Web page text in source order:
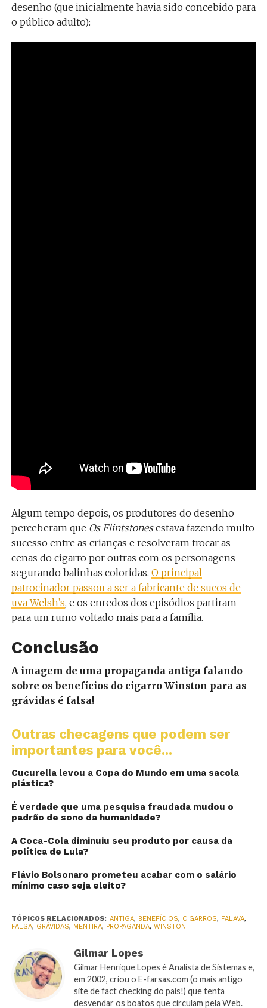
desenho (que inicialmente havia sido concebido para
o público adulto):
Algum tempo depois, os produtores do desenho
perceberam que Os Flintstonesestava fazendo multo
sucesso entre as crianças e resolveram trocar as
cenas do cigarro por outras com os personagens
segurando balinhas coloridas. O principal
patrocinador passou a ser a fabricante de sucos de
uva Welsh’s, e os enredos dos episódios partiram
para um rumo voltado mais para a família.
Conclusão
A imagem de uma propaganda antiga falando
sobre os benefícios do cigarro Winston para as
grávidas é falsa!
Outras checagens que podem ser
importantes para você...
Cucurella levou a Copa do Mundo em uma sacola
plástica?
É verdade que uma pesquisa fraudada mudou o
padrão de sono da humanidade?
A Coca-Cola diminuiu seu produto por causa da
política de Lula?
Flávio Bolsonaro prometeu acabar com o salário
mínimo caso seja eleito?
TÓPICOS RELACIONADOS: ANTIGA, BENEFÍCIOS, CIGARROS, FALAVA,
FALSA, GRÁVIDAS, MENTIRA, PROPAGANDA, WINSTON
Gilmar Lopes
Gilmar Henrique Lopes é Analista de Sistemas e,
em 2002, criou o E-farsas.com (o mais antigo
site de fact checking do país!) que tenta
desvendar os boatos que circulam pela Web.